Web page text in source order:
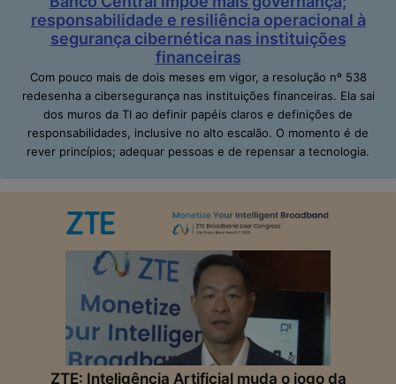
responsabilidade e resiliência operacional à
segurança cibernética nas instituições
financeiras
Com pouco mais de dois meses em vigor, a resolução nº 538
redesenha a cibersegurança nas instituições financeiras. Ela sai
dos muros da TI ao definir papéis claros e definições de
responsabilidades, inclusive no alto escalão. O momento é de
rever princípios; adequar pessoas e de repensar a tecnologia.
ZTE: Inteligência Artificial muda o jogo da